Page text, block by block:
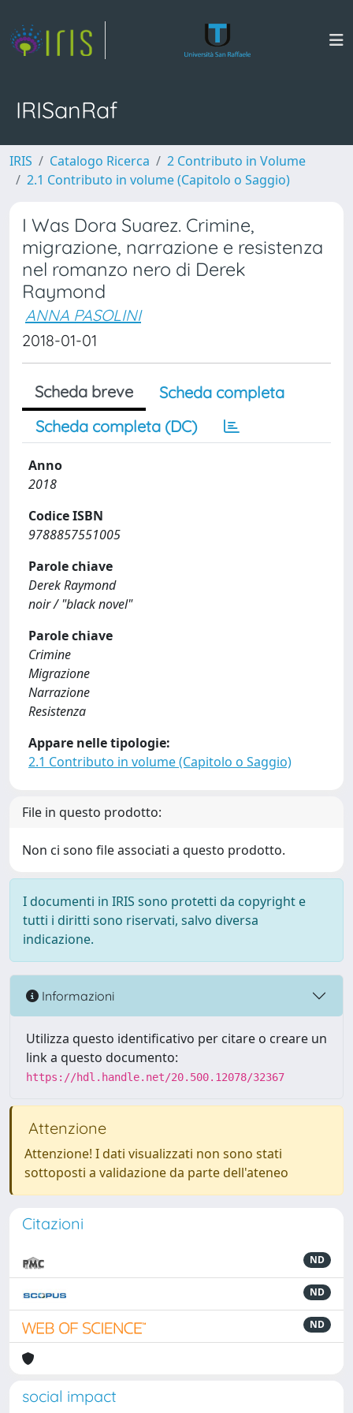
IRISanRaf
IRIS Catalogo Ricerca
2 Contributo in Volume
2.1 Contributo in volume (Capitolo o Saggio)
I Was Dora Suarez. Crimine,
migrazione, narrazione e resistenza
nel romanzo nero di Derek
Raymond
ANNA PASOLINI
2018-01-01
Scheda breve
Scheda completa
Scheda completa (DC)
Anno
2018
Codice ISBN
9788857551005
Parole chiave
Derek Raymond
noir / "black novel"
Parole chiave
Crimine
Migrazione
Narrazione
Resistenza
Appare nelle tipologie:
2.1 Contributo in volume (Capitolo o Saggio)
File in questo prodotto:
Non ci sono file associati a questo prodotto.
I documenti in IRIS sono protetti da copyright e
tutti i diritti sono riservati, salvo diversa
indicazione.
Informazioni
Utilizza questo identificativo per citare o creare un
link a questo documento:
https://hdl.handle.net/20.500.12078/32367
Attenzione
Attenzione! I dati visualizzati non sono stati
sottoposti a validazione da parte dell'ateneo
Citazioni
ND
ND
ND
social impact